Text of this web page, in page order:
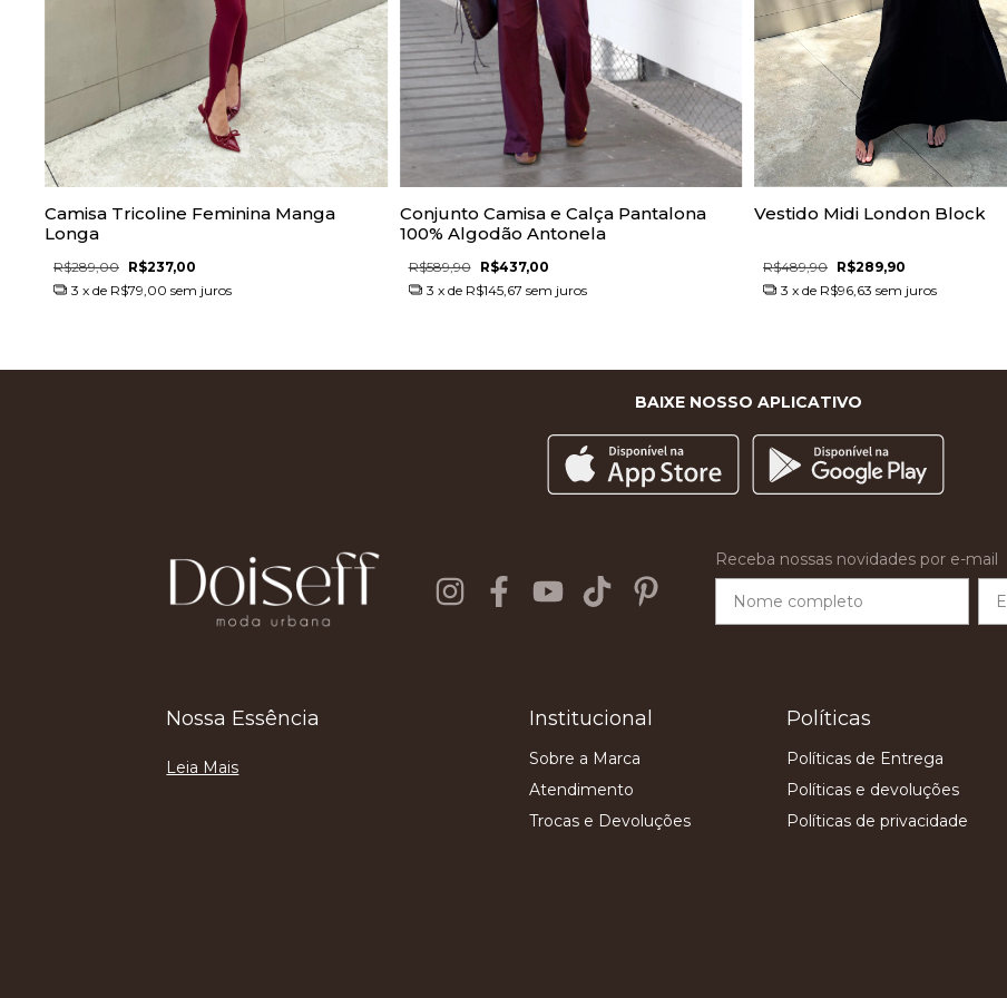
Camisa Tricoline Feminina Manga
Longa
R$289,00 R$237,00
3 x de R$79,00 sem juros
Conjunto Camisa e Calça Pantalona
100% Algodão Antonela
R$589,90
R$437,00
3 x de R$145,67 sem juros
Vestido Midi London Block
R$489,90 R$289,90
3 x de R$96,63 sem juros
BAIXE NOSSO APLICATIVO
Receba nossas novidades por e-mail
Nossa Essência
Leia Mais
Institucional
Sobre a Marca
Atendimento
Trocas e Devoluções
Políticas
Políticas de Entrega
Políticas e devoluções
Políticas de privacidade